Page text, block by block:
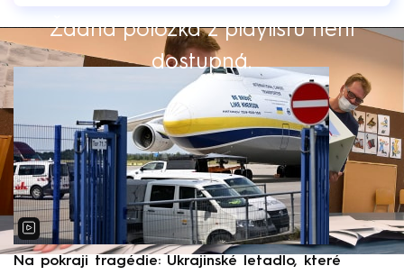
Žádná položka z playlistu není
dostupná.
Výběr redakce
Na pokraji tragédie: Ukrajinské letadlo, které